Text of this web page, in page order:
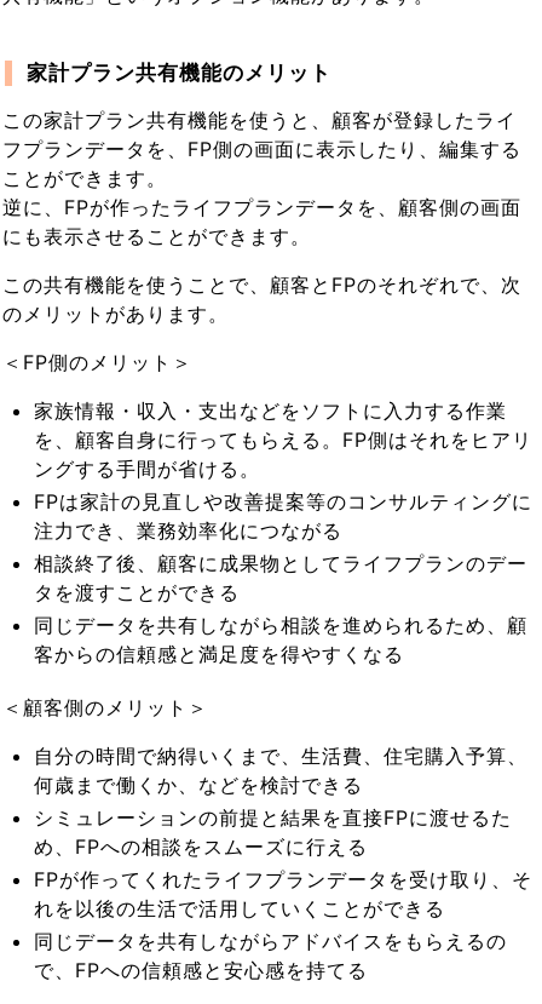
家計プラン共有機能のメリット
この家計プラン共有機能を使うと、顧客が登録したライ
フプランデータを、FP側の画面に表示したり、編集する
ことができます。
逆に、FPが作ったライフプランデータを、顧客側の画面
にも表示させることができます。
この共有機能を使うことで、顧客とFPのそれぞれで、次
のメリットがあります。
＜FP側のメリット＞
家族情報・収入・支出などをソフトに入力する作業
を、顧客自身に行ってもらえる。FP側はそれをヒアリ
ングする手間が省ける。
FPは家計の見直しや改善提案等のコンサルティングに
注力でき、業務効率化につながる
相談終了後、顧客に成果物としてライフプランのデー
タを渡すことができる
同じデータを共有しながら相談を進められるため、顧
客からの信頼感と満足度を得やすくなる
＜顧客側のメリット＞
自分の時間で納得いくまで、生活費、住宅購入予算、
何歳まで働くか、などを検討できる
シミュレーションの前提と結果を直接FPに渡せるた
め、FPへの相談をスムーズに行える
FPが作ってくれたライフプランデータを受け取り、そ
れを以後の生活で活用していくことができる
同じデータを共有しながらアドバイスをもらえるの
で、FPへの信頼感と安心感を持てる